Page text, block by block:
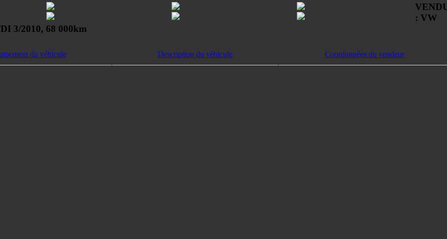
: VW
3/2010, 68 000km
du véhicule Description du véhicule
Coordonnées du vendeur